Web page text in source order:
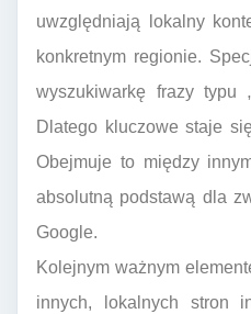
uwzględniają lokalny
konkretnym regionie.
wyszukiwarkę frazy typu
Dlatego kluczowe staje
Obejmuje to między
absolutną podstawą dla
Google.
Kolejnym ważnym
innych, lokalnych stron